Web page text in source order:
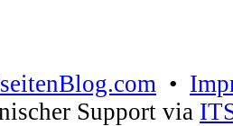
•
Support via